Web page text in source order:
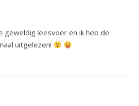
geweldig leesvoer en ik heb de
uitgelezen!